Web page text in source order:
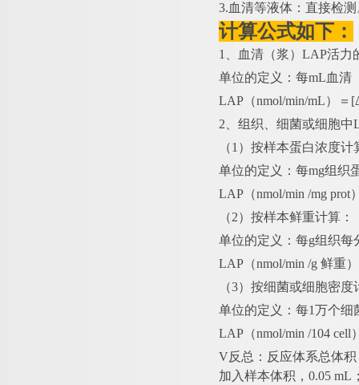
3.血清等液体：直接检测
计算公式如下：
1、血清（浆）LAP活力
单位的定义：每mL血清
LAP（nmol/min/mL）＝
2、组织、细菌或细胞中
（1）按样本蛋白浓度计
单位的定义：每mg组织
LAP（nmol/min /mg
（2）按样本鲜重计算：
单位的定义：每g组织每
LAP（nmol/min /g 鲜重
（3）按细菌或细胞密度
单位的定义：每1万个细
LAP（nmol/min /104
V反总：反应体系总体积
加入样本体积，0.05 mL